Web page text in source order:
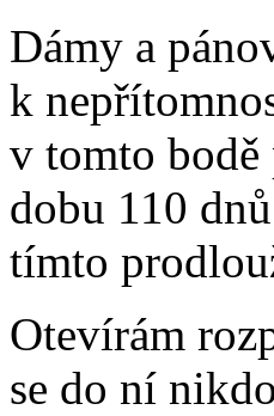
Dámy a
k
v tomto
dobu 110
tímto
Otevírám
se do ní